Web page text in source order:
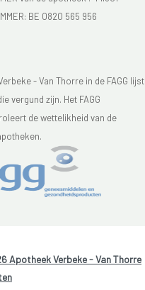
BE 0820 565 956
- Van Thorre in de FAGG lijst
vergund zijn. Het FAGG
de wettelikheid van de
Apotheek Verbeke - Van Thorre